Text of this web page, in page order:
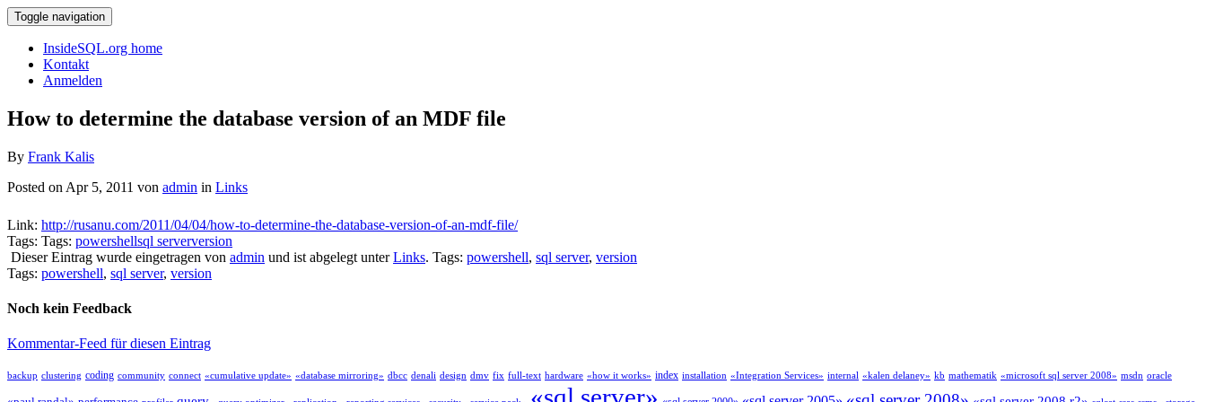
Toggle navigation
InsideSQL.org home
Kontakt
Anmelden
How to determine the database version of an MDF file
By Frank Kalis
Posted on Apr 5, 2011 von admin in Links
Link: http://rusanu.com/2011/04/04/how-to-determine-the-database-version-of-an-mdf-file/
Tags: Tags: powershellsql serverversion
Dieser Eintrag wurde eingetragen von admin und ist abgelegt unterLinks. Tags: powershell, sql server, version
Tags: powershell, sql server, version
Noch kein Feedback
Kommentar-Feed für diesen Eintrag
backup clustering coding community connect «cumulative update» «database mirroring» dbcc denali design dmv fix full-text hardware «how it works» index installation «Integration Services» internal «kalen delaney» kb mathematik «microsoft sql server 2008» msdn oracle